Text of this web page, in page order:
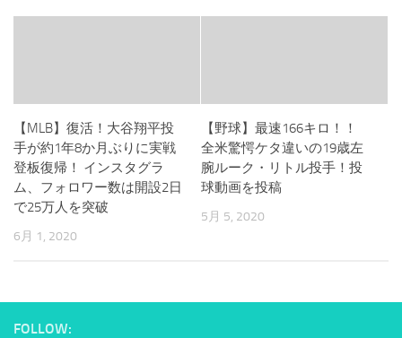
【MLB】復活！大谷翔平投
手が約1年8か月ぶりに実戦
登板復帰！ インスタグラ
ム、フォロワー数は開設2日
で25万人を突破
6月 1, 2020
【野球】最速166キロ！！
全米驚愕ケタ違いの19歳左
腕ルーク・リトル投手！投
球動画を投稿
5月 5, 2020
FOLLOW: